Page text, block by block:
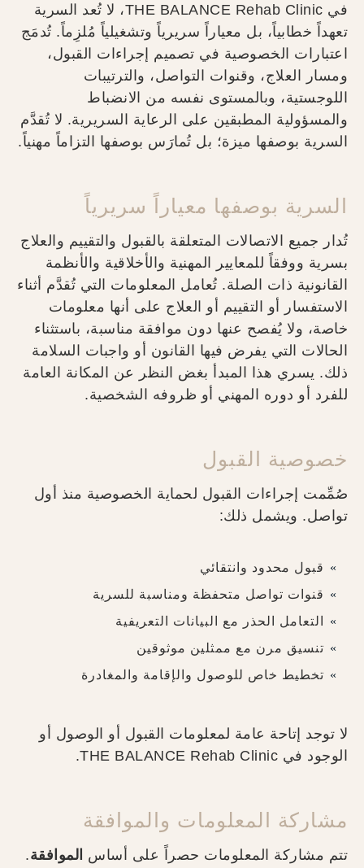
في THE BALANCE Rehab Clinic، لا تُعد السرية
تعهداً خطابياً، بل معياراً سريرياً وتشغيلياً مُلزِماً. تُدمَج
اعتبارات الخصوصية في تصميم إجراءات القبول،
ومسار العلاج، وقنوات التواصل، والترتيبات
اللوجستية، وبالمستوى نفسه من الانضباط
والمسؤولية المطبقين على الرعاية السريرية. لا تُقدَّم
السرية بوصفها ميزة؛ بل تُمارَس بوصفها التزاماً مهنياً.
السرية بوصفها معياراً سريرياً
تُدار جميع الاتصالات المتعلقة بالقبول والتقييم والعلاج
بسرية ووفقاً للمعايير المهنية والأخلاقية والأنظمة
القانونية ذات الصلة. تُعامل المعلومات التي تُقدَّم أثناء
الاستفسار أو التقييم أو العلاج على أنها معلومات
خاصة، ولا يُفصح عنها دون موافقة مناسبة، باستثناء
الحالات التي يفرض فيها القانون أو واجبات السلامة
ذلك. يسري هذا المبدأ بغض النظر عن المكانة العامة
للفرد أو دوره المهني أو ظروفه الشخصية.
خصوصية القبول
صُمِّمت إجراءات القبول لحماية الخصوصية منذ أول
تواصل. ويشمل ذلك:
قبول محدود وانتقائي
قنوات تواصل متحفظة ومناسبة للسرية
التعامل الحذر مع البيانات التعريفية
تنسيق مرن مع ممثلين موثوقين
تخطيط خاص للوصول والإقامة والمغادرة
لا توجد إتاحة عامة لمعلومات القبول أو الوصول أو
الوجود في THE BALANCE Rehab Clinic.
مشاركة المعلومات والموافقة
تتم مشاركة المعلومات حصراً على أساس الموافقة.